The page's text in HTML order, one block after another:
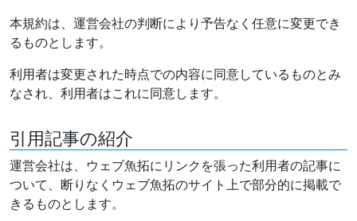
本規約は、運営会社の判断により予告なく任意に変更でき
るものとします。
利用者は変更された時点での内容に同意しているものとみ
なされ、利用者はこれに同意します。
引用記事の紹介
運営会社は、ウェブ魚拓にリンクを張った利用者の記事に
ついて、断りなくウェブ魚拓のサイト上で部分的に掲載で
きるものとします。